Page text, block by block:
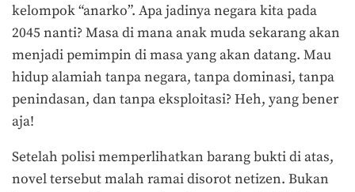
kelompok “anarko”. Apa jadinya negara kita pada
2045 nanti? Masa di mana anak muda sekarang akan
menjadi pemimpin di masa yang akan datang. Mau
hidup alamiah tanpa negara, tanpa dominasi, tanpa
penindasan, dan tanpa eksploitasi? Heh, yang bener
aja!
Setelah polisi memperlihatkan barang bukti di atas,
novel tersebut malah ramai disorot netizen. Bukan